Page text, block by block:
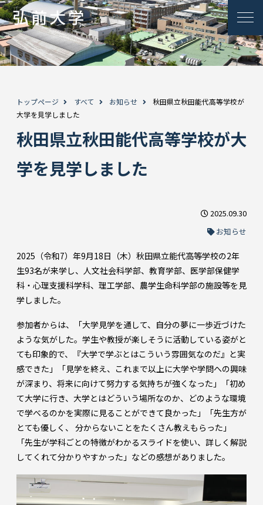
トップページ すべて お知らせ
秋田県立秋田能代高等学校が
大学を見学しました
秋田県立秋田能代高等学校が大
学を見学しました
2025.09.30
お知らせ
2025（令和7）年9月18日（木）秋田県立能代高等学校の2年
生93名が来学し、人文社会科学部、教育学部、医学部保健学
科・心理支援科学科、理工学部、農学生命科学部の施設等を見
学しました。
参加者からは、「大学見学を通して、自分の夢に一歩近づけた
ような気がした。学生や教授が楽しそうに活動している姿がと
ても印象的で、『大学で学ぶとはこういう雰囲気なのだ』と実
感できた」「見学を終え、これまで以上に大学や学問への興味
が深まり、将来に向けて努力する気持ちが強くなった」「初め
て大学に行き、大学とはどういう場所なのか、どのような環境
で学べるのかを実際に見ることができて良かった」「先生方が
とても優しく、 分からないことをたくさん教えもらった」
「先生が学科ごとの特徴がわかるスライドを使い、詳しく解説
してくれて分かりやすかった」などの感想がありました。